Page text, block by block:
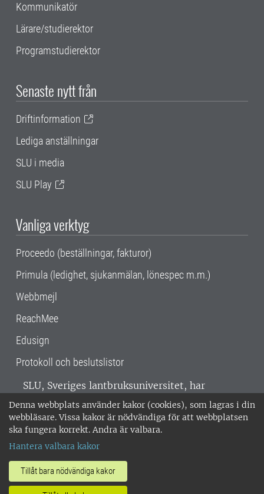
Denna webbplats använder kakor (cookies), som lagras i din
webbläsare. Vissa kakor är nödvändiga för att webbplatsen
ska fungera korrekt. Andra är valbara.
Hantera valbara kakor
Tillåt bara nödvändiga kakor
Kommunikatör
Lärare/studierektor
Programstudierektor
Senaste nytt från
Driftinformation
Lediga anställningar
SLU i media
SLU Play
Vanliga verktyg
Proceedo (beställningar, fakturor)
Primula (ledighet, sjukanmälan, lönespec m.m.)
Webbmejl
ReachMee
Edusign
Protokoll och beslutslistor
SLU, Sveriges lantbruksuniversitet, har
verksamhet över hela Sverige. Huvudorter är
Alnarp, Uppsala och Umeå.SLU är
miljöcertifierat enligt ISO 14001. •
018-67 10 00 • Org nr: 202100-2817 •
Om SLU:s webbplatser
•Hantera kakor•Behandling av